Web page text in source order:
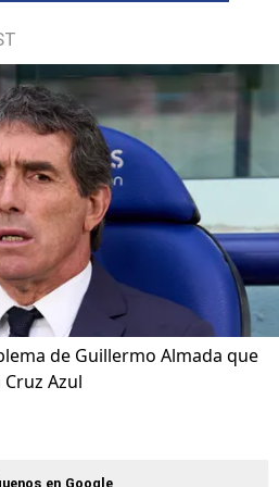
de Guillermo Almada que
Azul